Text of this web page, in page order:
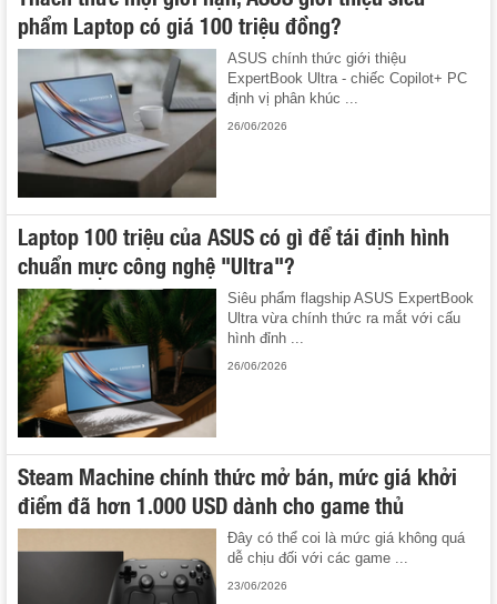
phẩm Laptop có giá 100 triệu đồng?
ASUS chính thức giới thiệu
ExpertBook Ultra - chiếc Copilot+ PC
định vị phân khúc ...
26/06/2026
Laptop 100 triệu của ASUS có gì để tái định hình
chuẩn mực công nghệ "Ultra"?
Siêu phẩm flagship ASUS ExpertBook
Ultra vừa chính thức ra mắt với cấu
hình đỉnh ...
26/06/2026
Steam Machine chính thức mở bán, mức giá khởi
điểm đã hơn 1.000 USD dành cho game thủ
Đây có thể coi là mức giá không quá
dễ chịu đối với các game ...
23/06/2026